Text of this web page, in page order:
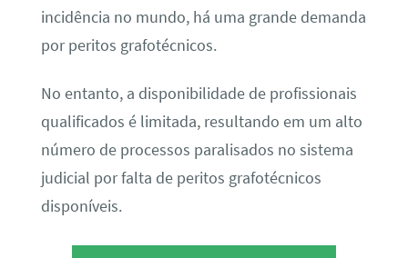
incidência no mundo, há uma grande demanda
por peritos grafotécnicos.
No entanto, a disponibilidade de profissionais
qualificados é limitada, resultando em um alto
número de processos paralisados no sistema
judicial por falta de peritos grafotécnicos
disponíveis.